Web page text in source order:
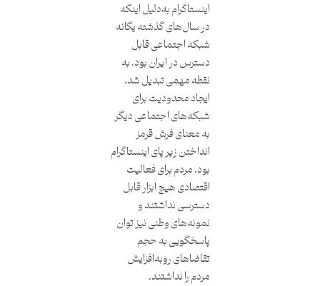
اینستاگرام به‌دلیل اینکه
در سال‌های گذشته یگانه‌
شبکه اجتماعی قابل
دسترس در ایران بود، به
نقطه مهمی تبدیل شد.
ایجاد محدودیت برای
شبکه‌های اجتماعی دیگر
به معنای فرش قرمز
انداختن زیر پای اینستاگرام
بود. مردم برای فعالیت
اقتصادی هیچ ابزار قابل
دسترسی نداشتند و
نمونه‌های وطنی نیز توان
پاسخگویی به حجم
تقاضاهای روبه‌افزایش
مردم را نداشتند.